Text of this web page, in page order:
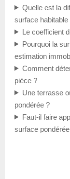
Quelle est la
surface habitable
Le coefficient
Pourquoi la
estimation
Comment
pièce ?
Une terrasse
pondérée ?
Faut-il faire
surface